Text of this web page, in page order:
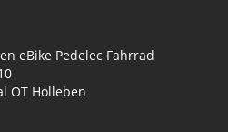
eBike Pedelec Fahrrad
OT Holleben